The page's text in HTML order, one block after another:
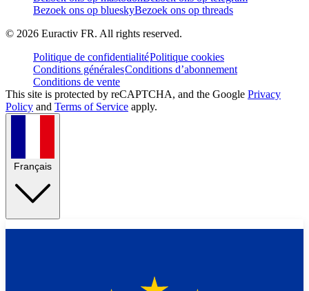
Bezoek ons op blueskyBezoek ons op threads
© 2026 Euractiv FR. All rights reserved.
Politique de confidentialitéPolitique cookies
Conditions généralesConditions d’abonnement
Conditions de vente
This site is protected by reCAPTCHA, and the Google Privacy
Policy and Terms of Service apply.
Français